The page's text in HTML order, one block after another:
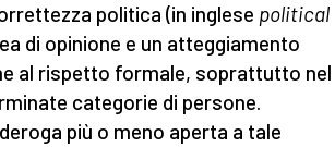
politica (in inglese political
di opinione e un atteggiamento
al rispetto formale, soprattutto nel
categorie di persone.
più o meno aperta a tale